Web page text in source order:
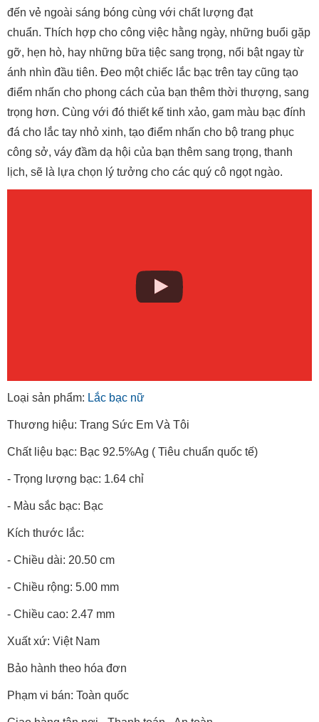
đến vẻ ngoài sáng bóng cùng với chất lượng đạt
chuẩn. Thích hợp cho công việc hằng ngày, những buổi gặp
gỡ, hẹn hò, hay những bữa tiệc sang trọng, nổi bật ngay từ
ánh nhìn đầu tiên. Đeo một chiếc lắc bạc trên tay cũng tạo
điểm nhấn cho phong cách của bạn thêm thời thượng, sang
trọng hơn. Cùng với đó thiết kế tinh xảo, gam màu bạc đính
đá cho lắc tay nhỏ xinh, tạo điểm nhấn cho bộ trang phục
công sở, váy đầm dạ hội của bạn thêm sang trọng, thanh
lịch, sẽ là lựa chọn lý tưởng cho các quý cô ngọt ngào.
Loại sản phẩm: Lắc bạc nữ
Thương hiệu: Trang Sức Em Và Tôi
Chất liệu bạc: Bạc 92.5%Ag ( Tiêu chuẩn quốc tế)
- Trọng lượng bạc: 1.64 chỉ
- Màu sắc bạc: Bạc
Kích thước lắc:
- Chiều dài: 20.50 cm
- Chiều rộng: 5.00 mm
- Chiều cao: 2.47 mm
Xuất xứ: Việt Nam
Bảo hành theo hóa đơn
Phạm vi bán: Toàn quốc